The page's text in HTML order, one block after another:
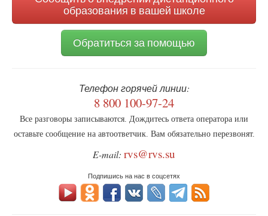
не
создают
академии
наук —
Кургинян
образования в вашей школе
Обратиться за помощью
Телефон горячей линии:
8 800 100-97-24
Все разговоры записываются. Дождитесь ответа оператора или
оставьте сообщение на автоответчик. Вам обязательно перезвонят.
E-mail: rvs@rvs.su
Подпишись на нас в соцсетях